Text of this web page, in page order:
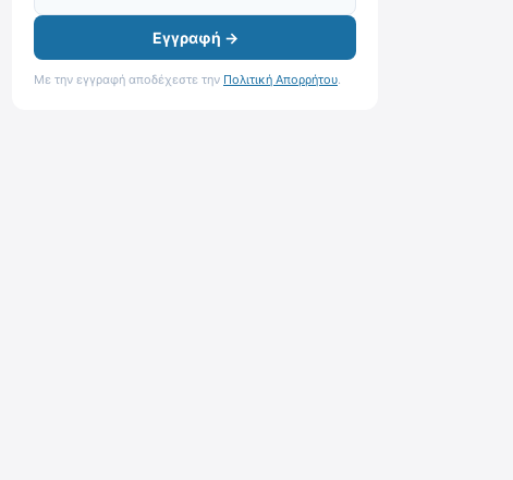
Εγγραφή →
Με την εγγραφή αποδέχεστε την Πολιτική Απορρήτου.